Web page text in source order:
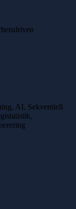
AI, Sekventiell